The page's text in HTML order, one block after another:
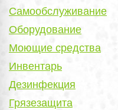
Самообслуживание
Оборудование
Моющие средства
Инвентарь
Дезинфекция
Грязезащита